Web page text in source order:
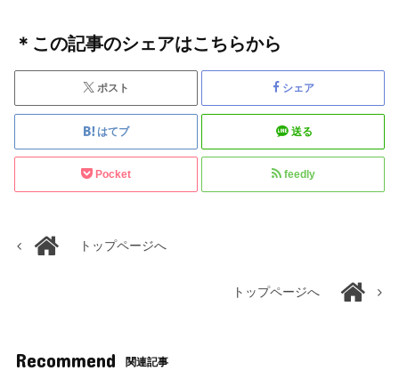
＊この記事のシェアはこちらから
ポスト シェア
はてブ 送る
Pocket feedly
トップページへ
トップページへ
Recommend 関連記事